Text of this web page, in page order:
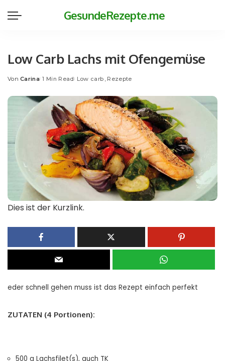
GesundeRezepte.me
Low Carb Lachs mit Ofengemüse
Posted
Von Carina 1 Min Read Low carb Rezepte
Dies ist der Kurzlink.
eder schnell gehen muss ist das Rezept einfach perfekt
ZUTATEN (4 Portionen):
500 g Lachsfilet(s), auch TK